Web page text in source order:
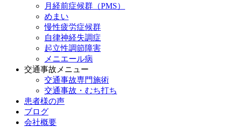
月経前症候群（PMS）
めまい
慢性疲労症候群
自律神経失調症
起立性調節障害
メニエール病
交通事故メニュー
交通事故専門施術
交通事故・むち打ち
患者様の声
ブログ
会社概要